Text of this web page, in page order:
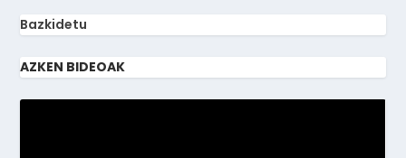
Bazkidetu
AZKEN BIDEOAK